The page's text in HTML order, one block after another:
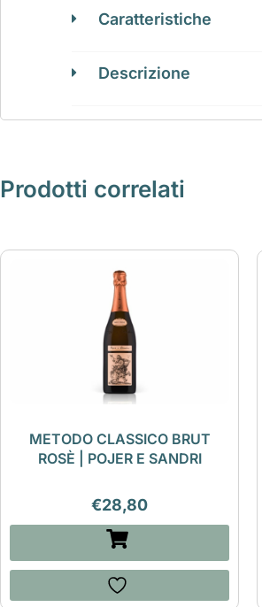
Caratteristiche
Descrizione
Prodotti correlati
METODO CLASSICO BRUT
ROSÈ | POJER E SANDRI
€28,80